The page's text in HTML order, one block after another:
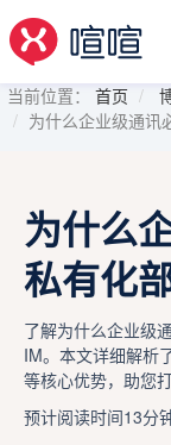
当前位置： 首页
为什么企业级通讯
为什么
私有化
了解为什么企业级
IM。本文详细解析
等核心优势，助您
预计阅读时间13分